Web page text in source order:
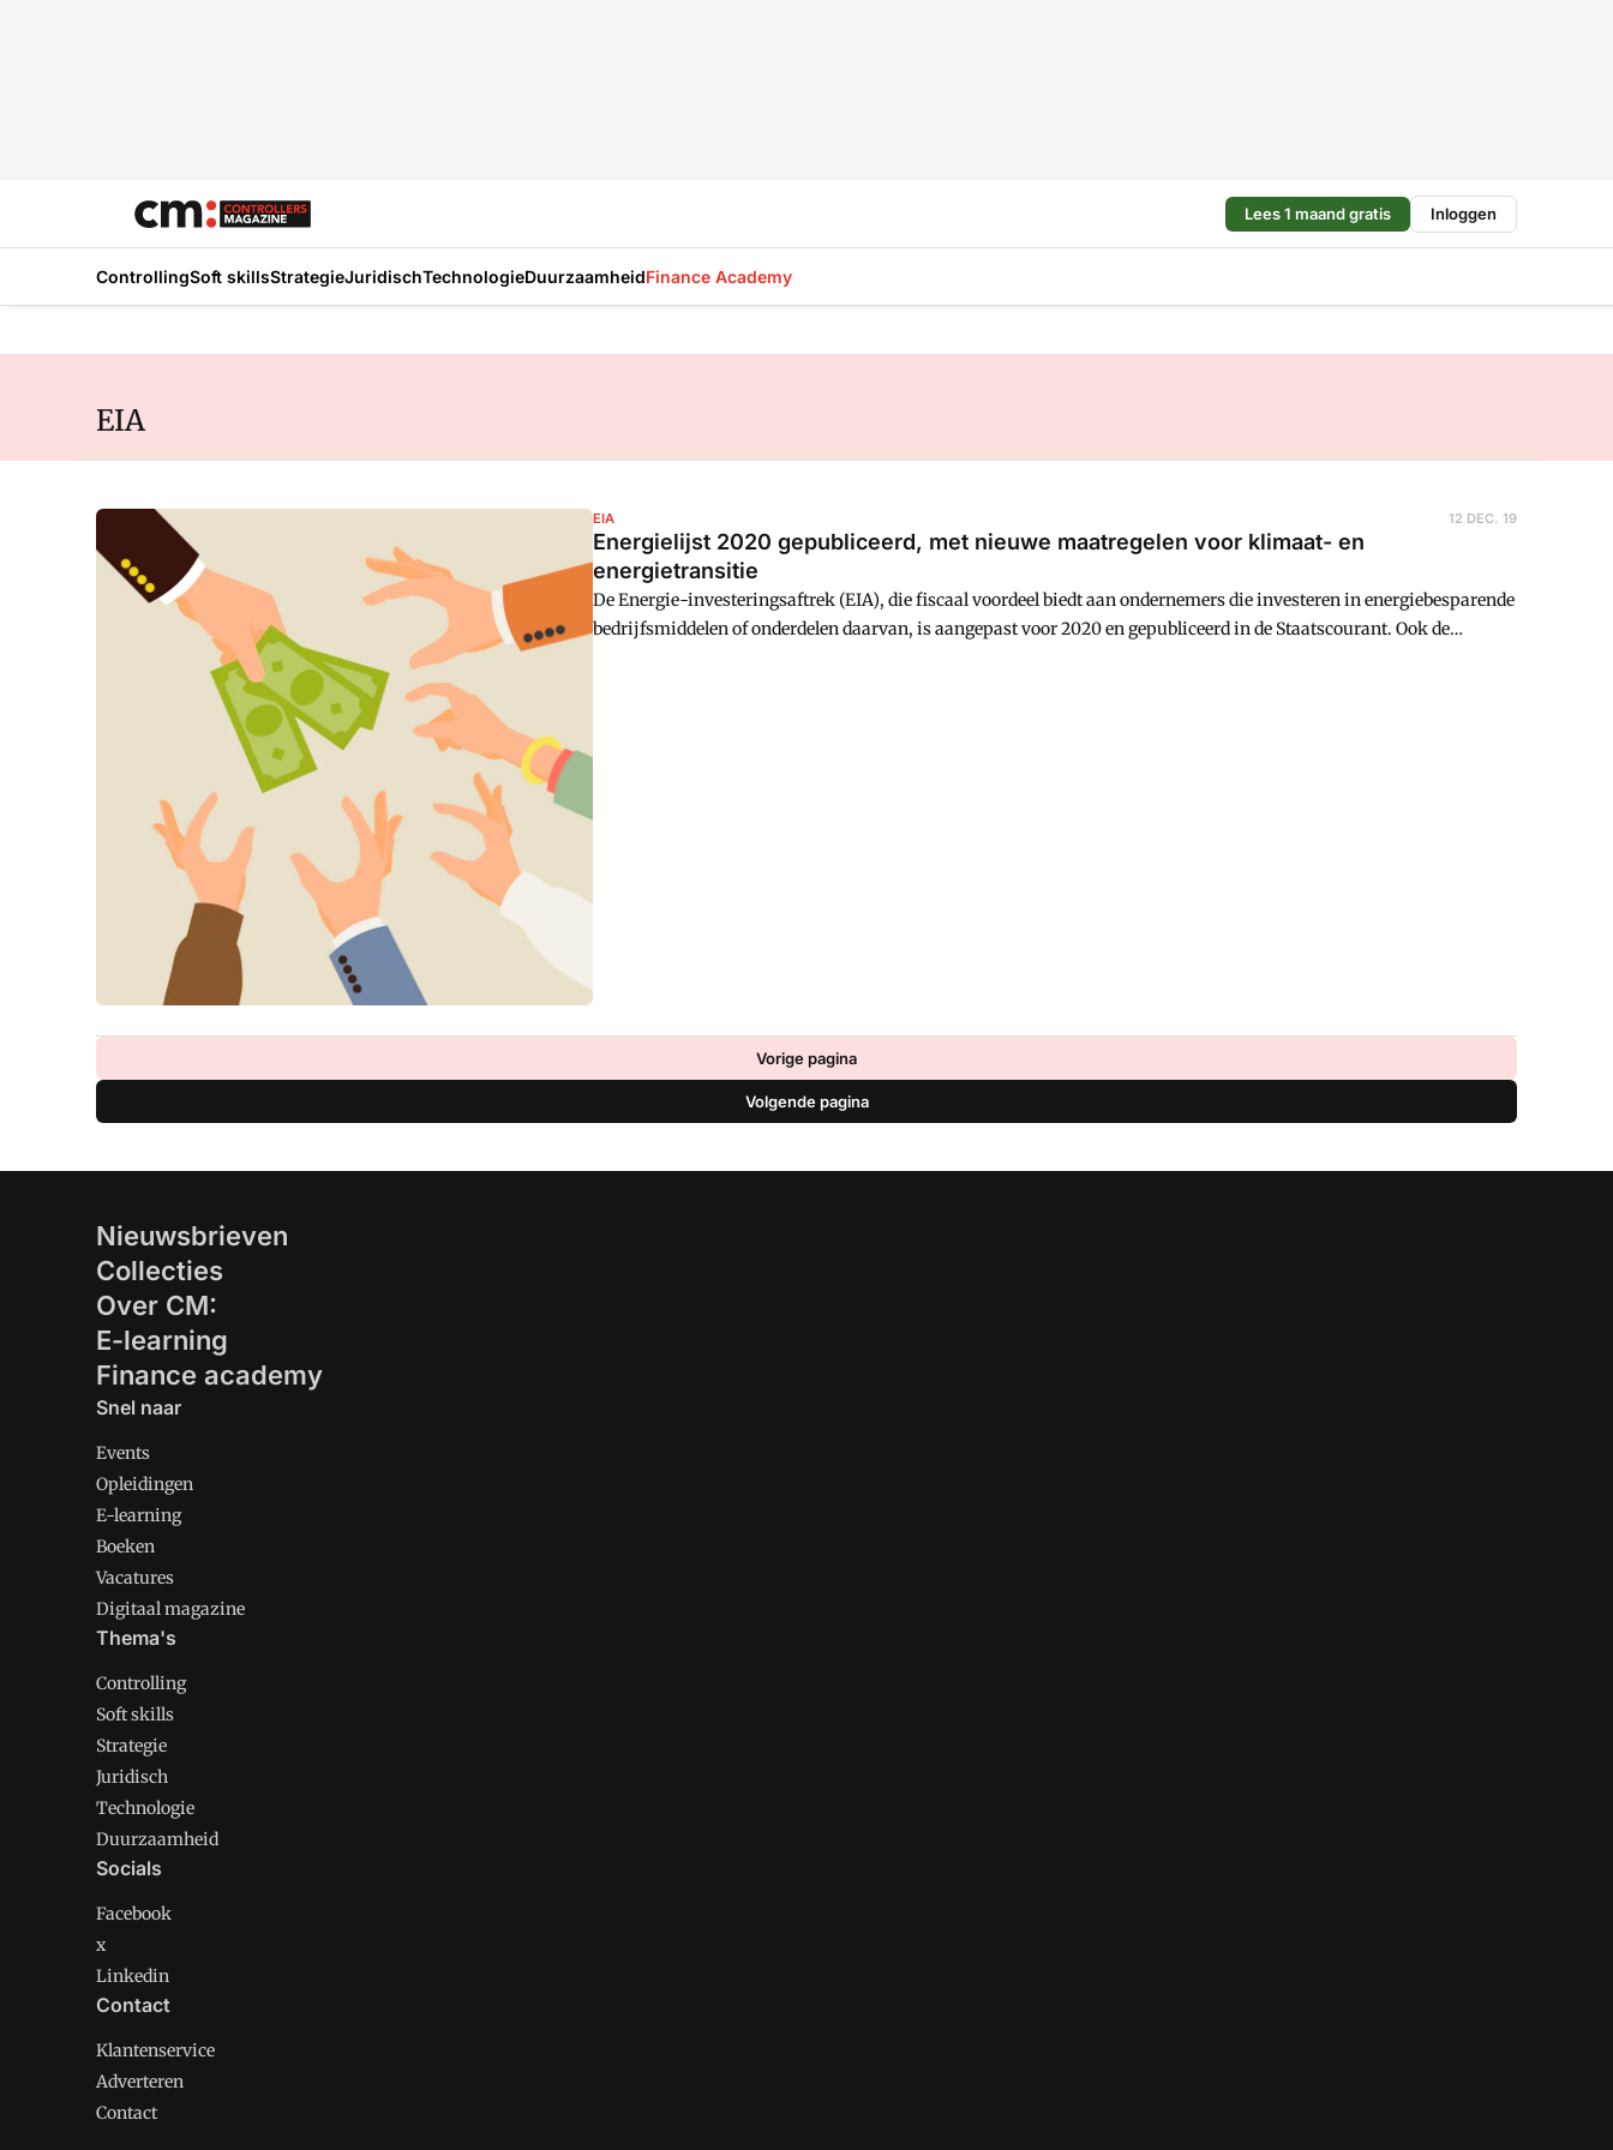
Lees 1 maand gratis Inloggen
ControllingSoft skillsStrategieJuridischTechnologieDuurzaamheidFinance Academy
EIA
EIA 12 DEC. 19
Energielijst 2020 gepubliceerd, met nieuwe maatregelen voor klimaat- en
energietransitie
De Energie-investeringsaftrek (EIA), die fiscaal voordeel biedt aan ondernemers die investeren in energiebesparende
bedrijfsmiddelen of onderdelen daarvan, is aangepast voor 2020 en gepubliceerd in de Staatscourant. Ook de
Vorige pagina
Volgende pagina
Nieuwsbrieven
Collecties
Over CM:
E-learning
Finance academy
Snel naar
Events
Opleidingen
E-learning
Boeken
Vacatures
Digitaal magazine
Thema's
Controlling
Soft skills
Strategie
Juridisch
Technologie
Duurzaamheid
Socials
Facebook
x
Linkedin
Contact
Klantenservice
Adverteren
Contact